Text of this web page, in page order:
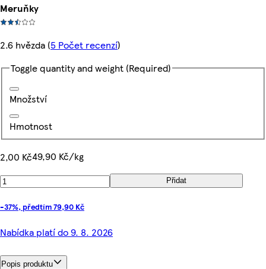
Meruňky
2.6 hvězda (5 Počet recenzí)
Toggle quantity and weight (Required)
Množství
Hmotnost
2,00 Kč49,90 Kč/kg
Přidat
-37%, předtím 79,90 Kč
Nabídka platí do 9. 8. 2026
Popis produktu